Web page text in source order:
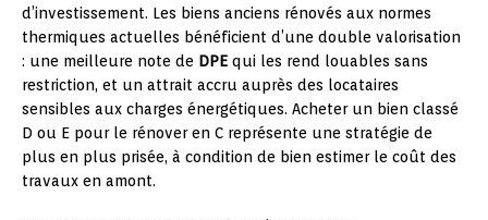
d’investissement. Les biens anciens rénovés aux normes
thermiques actuelles bénéficient d’une double valorisation
: une meilleure note de DPE qui les rend louables sans
restriction, et un attrait accru auprès des locataires
sensibles aux charges énergétiques. Acheter un bien classé
D ou E pour le rénover en C représente une stratégie de
plus en plus prisée, à condition de bien estimer le coût des
travaux en amont.